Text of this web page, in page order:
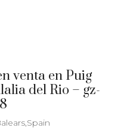
venta en Puig
del Rio – gz-